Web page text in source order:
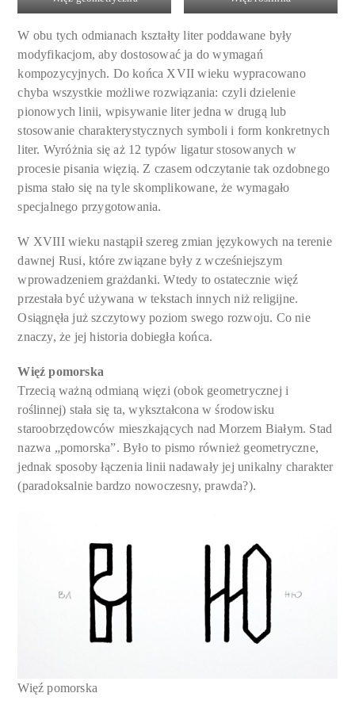
W obu tych odmianach kształty liter poddawane były
modyfikacjom, aby dostosować ja do wymagań
kompozycyjnych. Do końca XVII wieku wypracowano
chyba wszystkie możliwe rozwiązania: czyli dzielenie
pionowych linii, wpisywanie liter jedna w drugą lub
stosowanie charakterystycznych symboli i form konkretnych
liter. Wyróżnia się aż 12 typów ligatur stosowanych w
procesie pisania więzią. Z czasem odczytanie tak ozdobnego
pisma stało się na tyle skomplikowane, że wymagało
specjalnego przygotowania.
W XVIII wieku nastąpił szereg zmian językowych na terenie
dawnej Rusi, które związane były z wcześniejszym
wprowadzeniem grażdanki. Wtedy to ostatecznie więź
przestała być używana w tekstach innych niż religijne.
Osiągnęła już szczytowy poziom swego rozwoju. Co nie
znaczy, że jej historia dobiegła końca.
Więź pomorska
Trzecią ważną odmianą więzi (obok geometrycznej i
roślinnej) stała się ta, wykształcona w środowisku
staroobrzędowców mieszkających nad Morzem Białym. Stad
nazwa „pomorska”. Było to pismo również geometryczne,
jednak sposoby łączenia linii nadawały jej unikalny charakter
(paradoksalnie bardzo nowoczesny, prawda?).
Więź pomorska